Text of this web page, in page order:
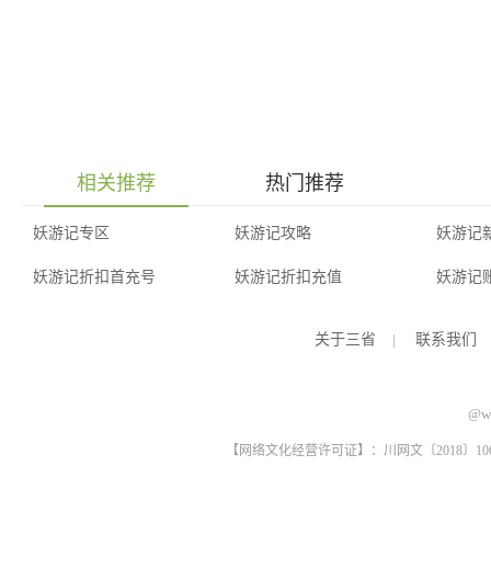
相关推荐 热门推荐
妖游记专区 妖游记攻略 妖游记
妖游记折扣首充号 妖游记折扣充值 妖游记
关于三省 | 联系我们
【网络文化经营许可证】：川网文〔2018